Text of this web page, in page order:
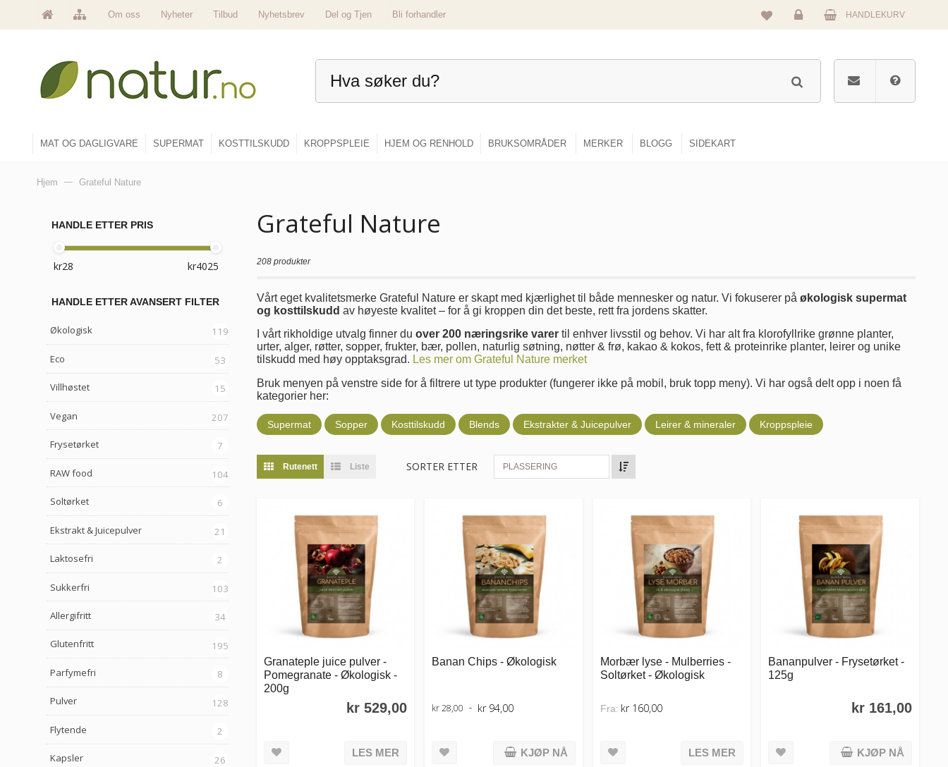
Om oss Nyheter Tilbud Nyhetsbrev Del og Tjen
Bli forhandler
Logg
HANDLEKURV
MAT OG DAGLIGVARE SUPERMAT KOSTTILSKUDD KROPPSPLEIE HJEM OG RENHOLD BRUKSOMRÅDER MERKER BLOGG SIDEKART
Hjem — Grateful Nature
Grateful Nature
208 produkter
Vårt eget kvalitetsmerke Grateful Nature er skapt med kjærlighet til både mennesker og natur. Vi fokuserer på økologisk supermat
og kosttilskudd av høyeste kvalitet – for å gi kroppen din det beste, rett fra jordens skatter.
I vårt rikholdige utvalg finner du over 200 næringsrike varer til enhver livsstil og behov. Vi har alt fra klorofyllrike grønne planter,
urter, alger, røtter, sopper, frukter, bær, pollen, naturlig søtning, nøtter & frø, kakao & kokos, fett & proteinrike planter, leirer og unike
tilskudd med høy opptaksgrad. Les mer om Grateful Nature merket
Bruk menyen på venstre side for å filtrere ut type produkter (fungerer ikke på mobil, bruk topp meny). Vi har også delt opp i noen få
kategorier her:
Supermat Sopper Kosttilskudd Blends Ekstrakter & Juicepulver Leirer & mineraler Kroppspleie
Rutenett Liste SORTER ETTER PLASSERING
Granateple juice pulver -
Pomegranate - Økologisk -
200g
kr 529,00
LES MER
Banan Chips - Økologisk
kr 28,00 kr 94,00
KJØP NÅ
Morbær lyse - Mulberries -
Soltørket - Økologisk
Fra: kr 160,00
LES MER
Bananpulver - Frysetørket -
125g
kr 161,00
KJØP NÅ
HANDLE ETTER PRIS
HANDLE ETTER AVANSERT FILTER
Økologisk 119
Eco 53
Villhøstet 15
Vegan 207
Frysetørket 7
RAW food 104
Soltørket 6
Ekstrakt & Juicepulver 21
Laktosefri 2
Sukkerfri 103
Allergifritt 34
Glutenfritt 195
Parfymefri 8
Pulver 128
Flytende 2
Kapsler 26